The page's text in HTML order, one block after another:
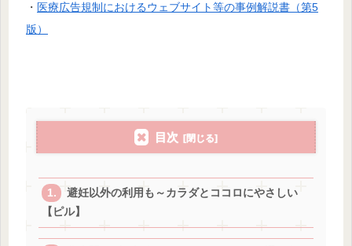
・ 医療広告規制におけるウェブサイト等の事例解説書（第5
版）
目次
避妊以外の利用も～カラダとココロにやさしい
【ピル】